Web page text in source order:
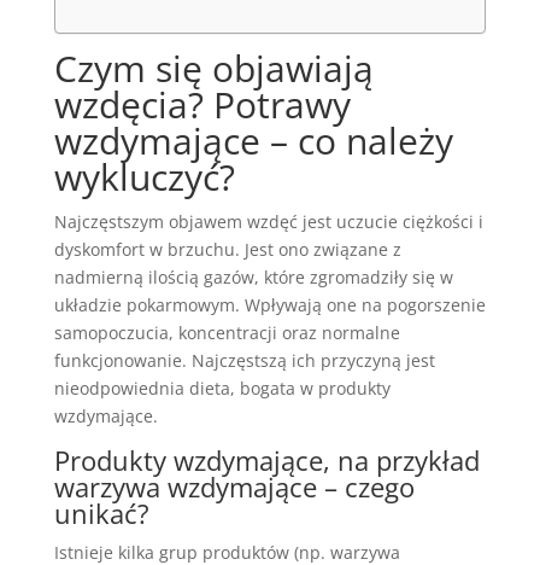
Czym się objawiają
wzdęcia? Potrawy
wzdymające – co należy
wykluczyć?
Najczęstszym objawem wzdęć jest uczucie ciężkości i
dyskomfort w brzuchu. Jest ono związane z
nadmierną ilością gazów, które zgromadziły się w
układzie pokarmowym. Wpływają one na pogorszenie
samopoczucia, koncentracji oraz normalne
funkcjonowanie. Najczęstszą ich przyczyną jest
nieodpowiednia dieta, bogata w produkty
wzdymające.
Produkty wzdymające, na przykład
warzywa wzdymające – czego
unikać?
Istnieje kilka grup produktów (np. warzywa